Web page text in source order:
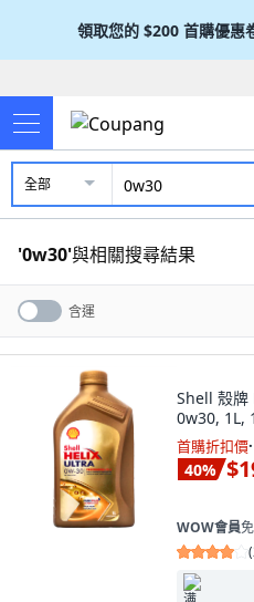
領取您的 $200 首購優惠
全部
'0w30'與相關搜尋結果
含運
Shell 殼牌
0w30, 1L,
首購折扣價·
40%
WOW會員
(